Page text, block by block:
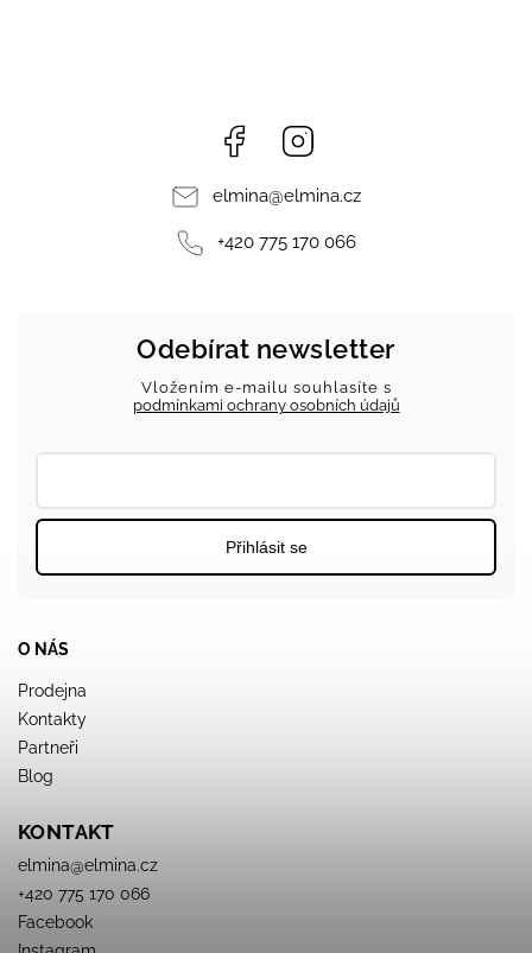
Facebook
elmina@elmina.cz
+420 775 170 066
O NÁS
Prodejna
Kontakty
Partneři
Blog
KONTAKT
elmina@elmina.cz
+420 775 170 066
Facebook
Odebírat newsletter
Vložením e-mailu souhlasíte s
podmínkami ochrany osobních údajů
Přihlásit se